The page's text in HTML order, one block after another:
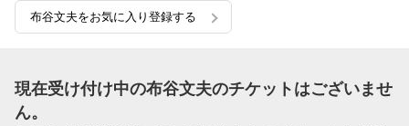
布谷文夫をお気に入り登録する
現在受け付け中の布谷文夫のチケットはございませ
ん。